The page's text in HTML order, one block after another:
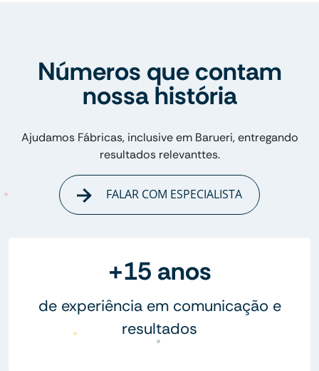
Números que contam
nossa história
Ajudamos Fábricas, inclusive em Barueri, entregando
resultados relevanttes.
FALAR COM ESPECIALISTA
+15 anos
de experiência em comunicação e
resultados